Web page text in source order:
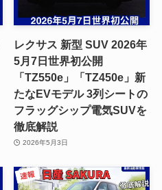
レクサス 新型 SUV 2026年
5月7日世界初公開
「TZ550e」「TZ450e」新
たなEVモデル 3列シートの
フラッグシップ電気SUVを
徹底解説
2026年5月3日